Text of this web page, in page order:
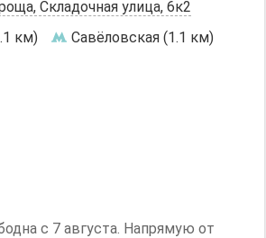
Складочная улица, 6к2
км)
Савёловская (1.1 км)
с 7 августа. Напрямую от